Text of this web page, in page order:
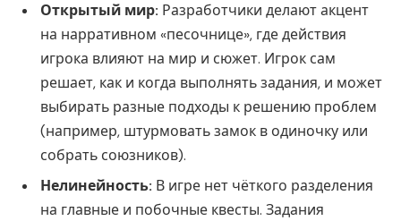
Открытый мир: Разработчики делают акцент
на нарративном «песочнице», где действия
игрока влияют на мир и сюжет. Игрок сам
решает, как и когда выполнять задания, и может
выбирать разные подходы к решению проблем
(например, штурмовать замок в одиночку или
собрать союзников).
Нелинейность: В игре нет чёткого разделения
на главные и побочные квесты. Задания